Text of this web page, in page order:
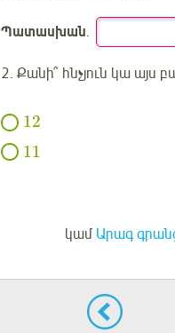
Պատասխան.
2. Քանի՞ հնչյուն կա այս
12
11
կամ Արագ